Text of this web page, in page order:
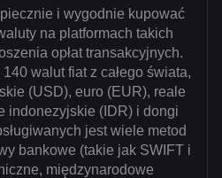
i wygodnie kupować
na platformach takich
opłat transakcyjnych.
walut fiat z całego świata,
(USD), euro (EUR), reale
indonezyjskie (IDR) i dongi
jest wiele metod
bankowe (takie jak SWIFT i
międzynarodowe